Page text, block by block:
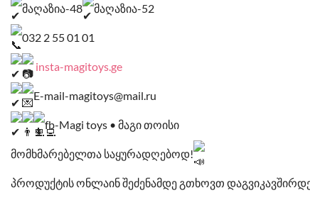
მაღაზია-48 მაღაზია-52
032 2 55 01 01
insta-magitoys.ge
E-mail-magitoys@mail.ru
fb-Magi toys • მაგი თოისი
მომხმარებელთა საყურადღებოდ!
პროდუქტის ონლაინ შეძენამდე გთხოვთ